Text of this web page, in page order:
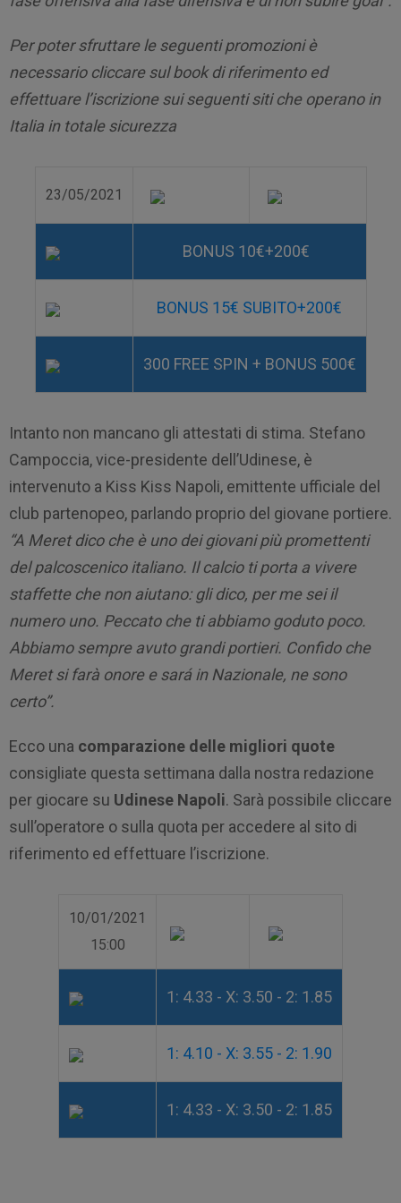
Per poter sfruttare le seguenti promozioni è
necessario cliccare sul book di riferimento ed
effettuare l’iscrizione sui seguenti siti che operano in
Italia in totale sicurezza
23/05/2021
BONUS 10€+200€
BONUS 15€ SUBITO+200€
300 FREE SPIN + BONUS 500€
Intanto non mancano gli attestati di stima. Stefano
Campoccia, vice-presidente dell’Udinese, è
intervenuto a Kiss Kiss Napoli, emittente ufficiale del
club partenopeo, parlando proprio del giovane portiere.
“A Meret dico che è uno dei giovani più promettenti
del palcoscenico italiano. Il calcio ti porta a vivere
staffette che non aiutano: gli dico, per me sei il
numero uno. Peccato che ti abbiamo goduto poco.
Abbiamo sempre avuto grandi portieri. Confido che
Meret si farà onore e sará in Nazionale, ne sono
certo”.
Ecco una comparazione delle migliori quote
consigliate questa settimana dalla nostra redazione
per giocare su Udinese Napoli. Sarà possibile cliccare
sull’operatore o sulla quota per accedere al sito di
riferimento ed effettuare l’iscrizione.
10/01/2021
15:00
1: 4.33 - X: 3.50 - 2: 1.85
1: 4.10 - X: 3.55 - 2: 1.90
1: 4.33 - X: 3.50 - 2: 1.85